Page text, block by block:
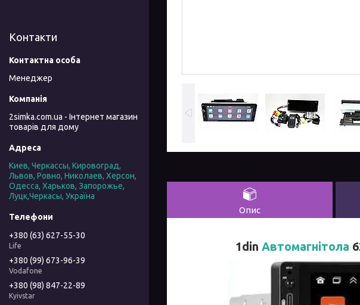
Опис
1din Автомагнітола
Контакти
Менеджер
2simka.com.ua - Інтернет магазин
товарів для дому
Киев, Черкассы, Кировоград,
Львов, Ровно, Николаев, Херсон,
Одесса, Харьков, Запорожье,
Луцк,Черкасы, Україна
+380 (63) 627-55-30
Life
+380 (99) 673-96-39
Vodafone
+380 (98) 847-22-89
Kyivstar